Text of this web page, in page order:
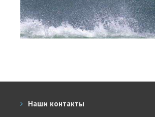
Цены
Обучение виндсерфингу
Продажа оборудования
Наши контакты